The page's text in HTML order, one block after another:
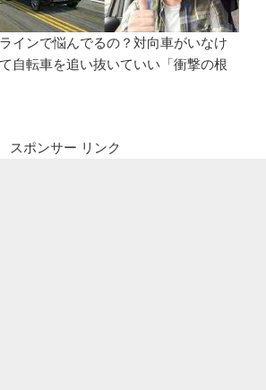
インで悩んでるの？対向車がいなけ
自転車を追い抜いていい「衝撃の根
スポンサー リンク